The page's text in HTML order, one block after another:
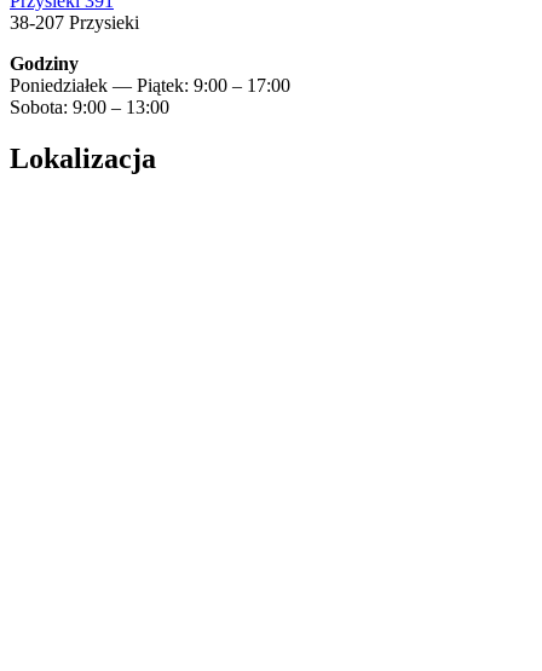
38-207 Przysieki
Godziny
Poniedziałek — Piątek: 9:00 – 17:00
Sobota: 9:00 – 13:00
Lokalizacja